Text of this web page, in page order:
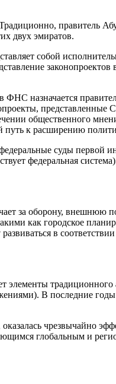
правитель
двух эмиратов.
собой
назначается
представленные
общественного
путь к расширению
суды первой
федеральная
за оборону, внешнюю
как городское
в
традиционного
В последние
чрезвычайно
глобальным и